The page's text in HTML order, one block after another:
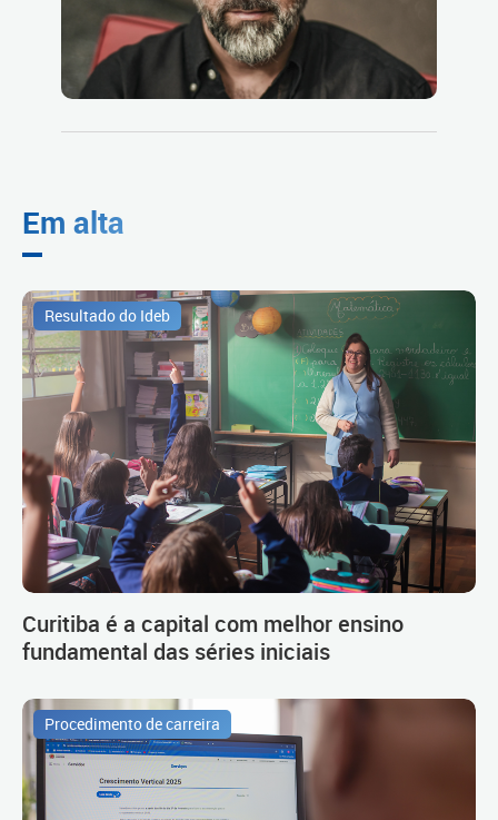
Em alta
Resultado do Ideb
Curitiba é a capital com melhor ensino
fundamental das séries iniciais
Procedimento de carreira